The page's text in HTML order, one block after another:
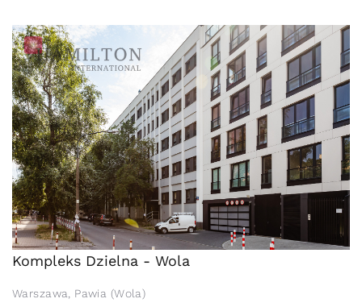
Kompleks Dzielna - Wola
Warszawa, Pawia (Wola)